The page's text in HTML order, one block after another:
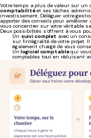
Votre temps a plus de valeur sur un
comptabilitéet ses tâches
investissement. Déléguer votre
apporter des conseils pour
vous concentrer sur votre véritable
Deux possibilités s’offrent à vous
Un suivi complet avec un
sur l'intégralité de votre projet.
également chargé de vous
Un logiciel comptablequi
comptables tout en réduisant